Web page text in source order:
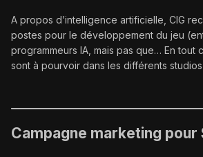
A propos d’intelligence artificielle, CIG
postes pour le développement du jeu
programmeurs IA, mais pas que… En tout
sont à pourvoir dans les différents
Campagne marketing pour